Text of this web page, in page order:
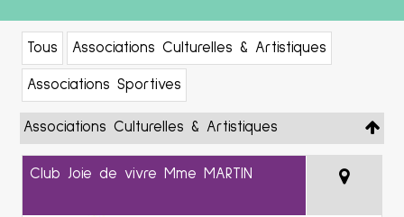
Tous Associations Culturelles & Artistiques
Associations Sportives
Associations Culturelles & Artistiques
Club Joie de vivre Mme MARTIN